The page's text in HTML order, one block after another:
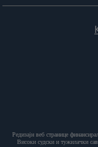
Редизајн веб странице
Високи судски и тужилачки